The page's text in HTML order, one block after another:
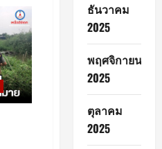
ธันวาคม
2025
พฤศจิกายน
2025
ตุลาคม
2025